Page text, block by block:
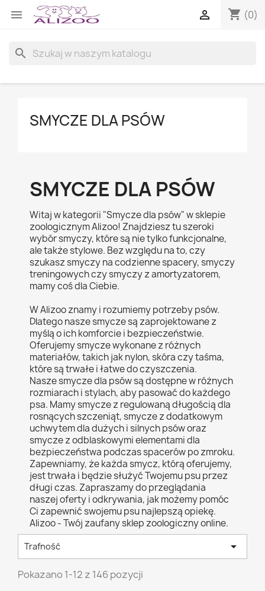
 shopping_cart (0)

search
SMYCZE DLA PSÓW
SMYCZE DLA PSÓW
Witaj w kategorii "Smycze dla psów" w sklepie
zoologicznym Alizoo! Znajdziesz tu szeroki
wybór smyczy, które są nie tylko funkcjonalne,
ale także stylowe. Bez względu na to, czy
szukasz smyczy na codzienne spacery, smyczy
treningowych czy smyczy z amortyzatorem,
mamy coś dla Ciebie.
W Alizoo znamy i rozumiemy potrzeby psów.
Dlatego nasze smycze są zaprojektowane z
myślą o ich komforcie i bezpieczeństwie.
Oferujemy smycze wykonane z różnych
materiałów, takich jak nylon, skóra czy taśma,
które są trwałe i łatwe do czyszczenia.
Nasze smycze dla psów są dostępne w różnych
rozmiarach i stylach, aby pasować do każdego
psa. Mamy smycze z regulowaną długością dla
rosnących szczeniąt, smycze z dodatkowym
uchwytem dla dużych i silnych psów oraz
smycze z odblaskowymi elementami dla
bezpieczeństwa podczas spacerów po zmroku.
Zapewniamy, że każda smycz, którą oferujemy,
jest trwała i będzie służyć Twojemu psu przez
długi czas. Zapraszamy do przeglądania
naszej oferty i odkrywania, jak możemy pomóc
Ci zapewnić swojemu psu najlepszą opiekę.
Alizoo - Twój zaufany sklep zoologiczny online.
Trafność 
Pokazano 1-12 z 146 pozycji